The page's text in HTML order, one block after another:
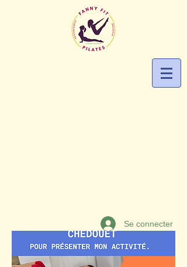
Se connecter